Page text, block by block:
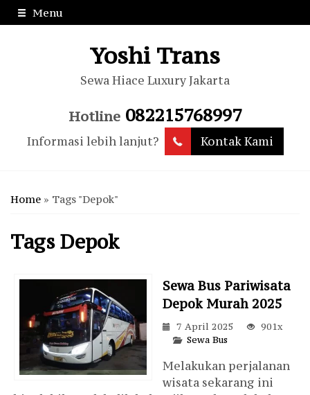
Menu
Yoshi Trans
Sewa Hiace Luxury Jakarta
Hotline 082215768997
Informasi lebih lanjut? Kontak Kami
Home » Tags "Depok"
TagsDepok
Sewa Bus Pariwisata
Depok Murah 2025
7 April 2025
901x
Sewa Bus
Melakukan perjalanan
wisata sekarang ini